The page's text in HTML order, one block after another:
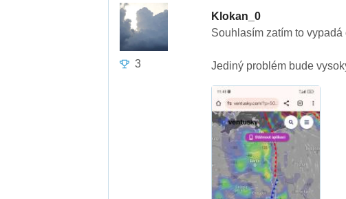
3
Klokan_0
Souhlasím zatím to
Jediný problém bude